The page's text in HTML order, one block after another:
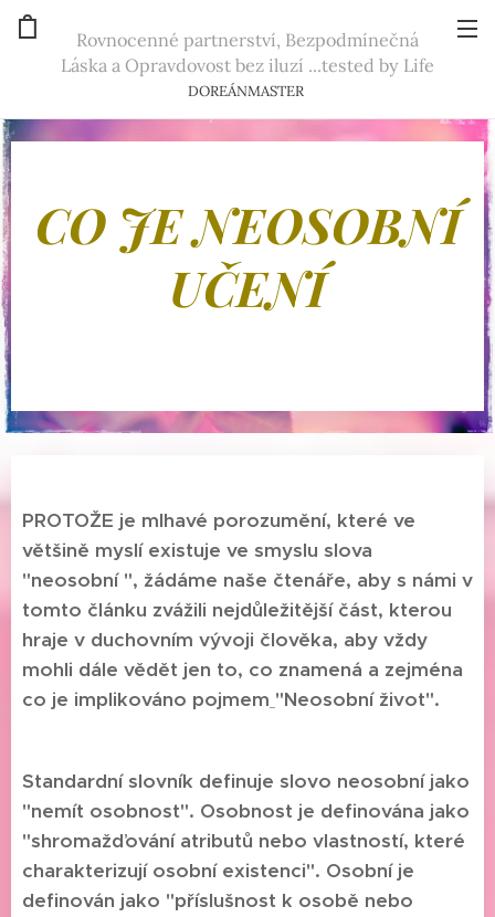
Rovnocenné partnerství, Bezpodmínečná
Láska a Opravdovost bez iluzí ...tested by Life
DOREÁNMASTER
CO JE NEOSOBNÍ
UČENÍ
PROTOŽE je mlhavé porozumění, které ve
většině myslí existuje ve smyslu slova
"neosobní ", žádáme naše čtenáře, aby s námi v
tomto článku zvážili nejdůležitější část, kterou
hraje v duchovním vývoji člověka, aby vždy
mohli dále vědět jen to, co znamená a zejména
co je implikováno pojmem "Neosobní život".
Standardní slovník definuje slovo neosobní jako
"nemít osobnost". Osobnost je definována jako
"shromažďování atributů nebo vlastností, které
charakterizují osobní existenci". Osobní je
definován jako "příslušnost k osobě nebo